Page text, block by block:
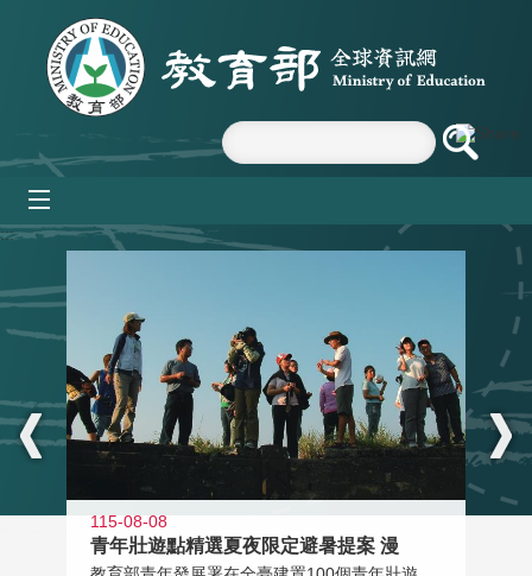
跳到主要內容區塊
:::
115-08-08
青年壯遊點精選夏夜限定避暑提案 漫